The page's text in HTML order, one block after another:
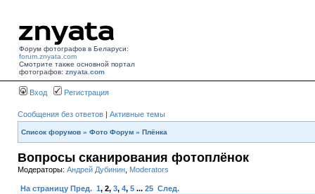
Форум фотографов в Беларуси:
forum.znyata.com
Смотрите также основной портал
фотографов: znyata.com
Вход Регистрация
Сообщения без ответов | Активные темы
Список форумов » Фото Форум » Плёнка
Вопросы сканирования фотоплёнок
Модераторы: Андрей Дубинин Moderators
На страницу Пред. 1, 2, 3, 4, 5 ... 25 След.